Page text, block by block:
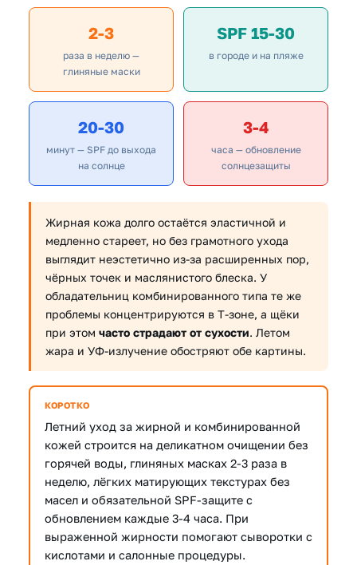
2-3
раза в неделю —
глиняные маски
SPF 15-30
в городе и на пляже
20-30
минут — SPF до выхода
на солнце
3-4
часа — обновление
солнцезащиты
Жирная кожа долго остаётся эластичной и
медленно стареет, но без грамотного ухода
выглядит неэстетично из-за расширенных пор,
чёрных точек и маслянистого блеска. У
обладательниц комбинированного типа те же
проблемы концентрируются в Т-зоне, а щёки
при этом часто страдают от сухости. Летом
жара и УФ-излучение обостряют обе картины.
КОРОТКО
Летний уход за жирной и комбинированной
кожей строится на деликатном очищении без
горячей воды, глиняных масках 2-3 раза в
неделю, лёгких матирующих текстурах без
масел и обязательной SPF-защите с
обновлением каждые 3-4 часа. При
выраженной жирности помогают сыворотки с
кислотами и салонные процедуры.